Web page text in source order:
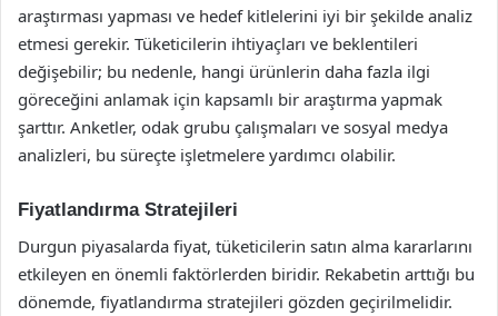
araştırması yapması ve hedef kitlelerini iyi bir şekilde analiz
etmesi gerekir. Tüketicilerin ihtiyaçları ve beklentileri
değişebilir; bu nedenle, hangi ürünlerin daha fazla ilgi
göreceğini anlamak için kapsamlı bir araştırma yapmak
şarttır. Anketler, odak grubu çalışmaları ve sosyal medya
analizleri, bu süreçte işletmelere yardımcı olabilir.
Fiyatlandırma Stratejileri
Durgun piyasalarda fiyat, tüketicilerin satın alma kararlarını
etkileyen en önemli faktörlerden biridir. Rekabetin arttığı bu
dönemde, fiyatlandırma stratejileri gözden geçirilmelidir.